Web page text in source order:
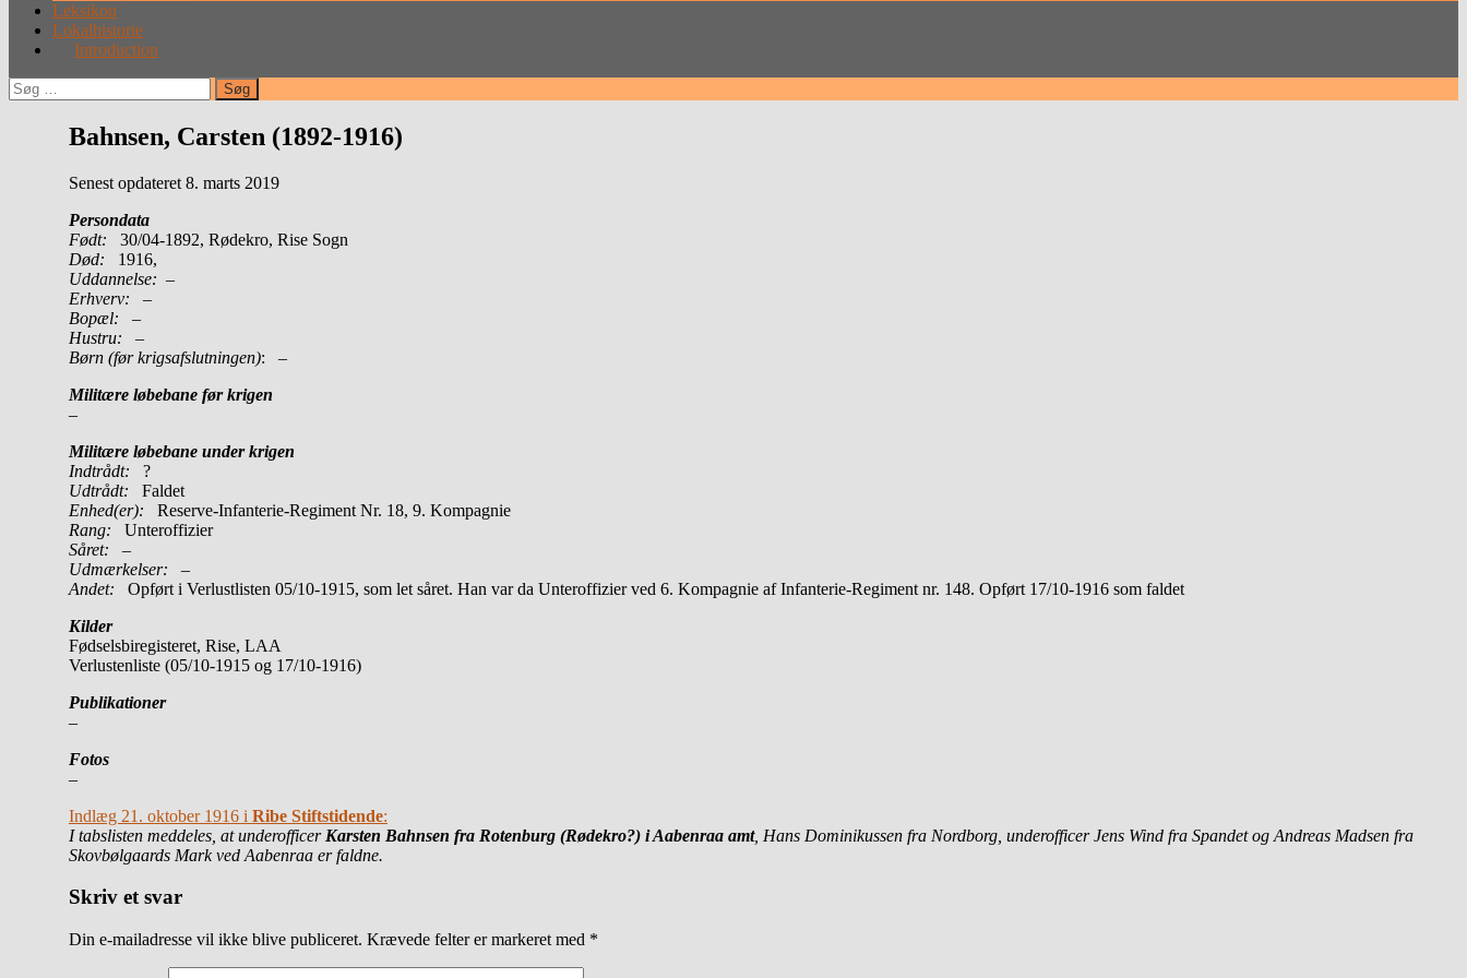
Leksikon
Lokalhistorie
Introduction
Søg
efter:
Bahnsen, Carsten (1892-1916)
Senest opdateret 8. marts 2019
Persondata
Født: 30/04-1892, Rødekro, Rise Sogn
Død: 1916,
Uddannelse: –
Erhverv: –
Bopæl: –
Hustru: –
Børn (før krigsafslutningen): –
Militære løbebane før krigen
–
Militære løbebane under krigen
Indtrådt: ?
Udtrådt: Faldet
Enhed(er):
Reserve-Infanterie-Regiment Nr. 18, 9. Kompagnie
Rang:
Unteroffizier
Såret: –
Udmærkelser: –
Andet: Opført i Verlustlisten 05/10-1915, som let såret. Han var da Unteroffizier ved 6. Kompagnie af Infanterie-Regiment nr. 148. Opført 17/10-1916 som faldet
Kilder
Fødselsbiregisteret, Rise, LAA
Verlustenliste (05/10-1915 og 17/10-1916)
Publikationer
–
Fotos
–
Indlæg 21. oktober 1916 i Ribe Stiftstidende:
I tabslisten meddeles, at underofficer Karsten Bahnsen fra Rotenburg (Rødekro?) i Aabenraa amt, Hans Dominikussen fra Nordborg, underofficer Jens Wind fra Spandet og Andreas Madsen fra
Skovbølgaards Mark ved Aabenraa er faldne.
Skriv et svar
Din e-mailadresse vil ikke blive publiceret. Krævede felter er markeret med *